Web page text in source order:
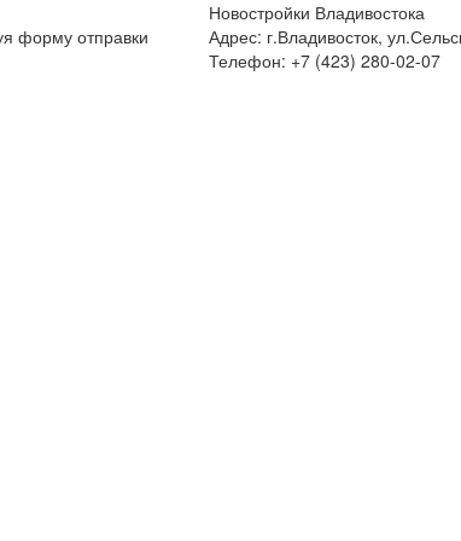
форму отправки
Новостройки Владивостока
Адрес: г.Владивосток,
Телефон: +7 (423) 280-02-07